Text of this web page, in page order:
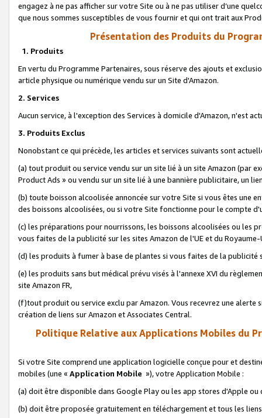
engagez à ne pas afficher sur votre Site ou à ne pas utiliser d’une
que nous sommes susceptibles de vous fournir et qui ont trait aux
Présentation des Produits du
1. Produits
En vertu du Programme Partenaires, sous réserve des ajouts et
article physique ou numérique vendu sur un Site d'Amazon.
2. Services
Aucun service, à l'exception des Services à domicile d'Amazon, n'est
3. Produits Exclus
Nonobstant ce qui précède, les articles et services suivants sont
(a) tout produit ou service vendu sur un site lié à un site Amazon (par
Product Ads » ou vendu sur un site lié à une bannière publicitaire, un
(b) toute boisson alcoolisée annoncée sur votre Site si vous êtes une
des boissons alcoolisées, ou si votre Site fonctionne pour le compte
(c) les préparations pour nourrissons, les boissons alcoolisées ou les
vous faites de la publicité sur les sites Amazon de l'UE et du Royaume-
(d) les produits à fumer à base de plantes si vous faites de la publicité
(e) les produits sans but médical prévu visés à l'annexe XVI du
site Amazon FR,
(f)tout produit ou service exclu par Amazon. Vous recevrez une alerte
création de liens sur Amazon et Associates Central.
Politique Relative aux Applications Mobiles du
Si votre Site comprend une application logicielle conçue pour et
mobiles (une « Application Mobile »), votre Application Mobile :
(a) doit être disponible dans Google Play ou les app stores d'Apple ou
(b) doit être proposée gratuitement en téléchargement et tous les